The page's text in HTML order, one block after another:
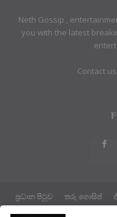
Neth Gossip ,
you with the latest
Contact us:
ප්‍රධාන පිටුව තරු ගොසිප්